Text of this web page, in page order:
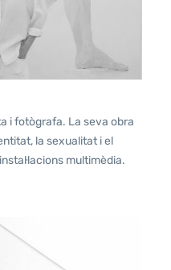
i fotògrafa. La seva obra
la sexualitat i el
multimèdia.